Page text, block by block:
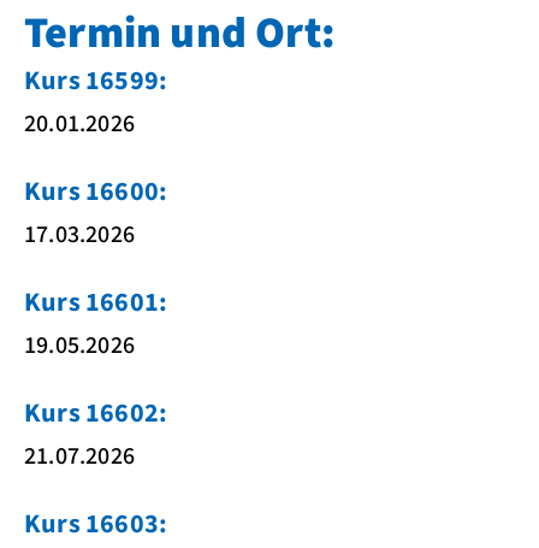
Termin und Ort:
Kurs 16599:
20.01.2026
Kurs 16600:
17.03.2026
Kurs 16601:
19.05.2026
Kurs 16602:
21.07.2026
Kurs 16603: